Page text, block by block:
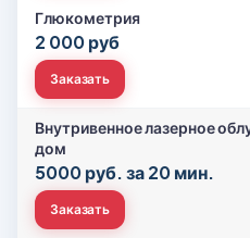
Глюкометрия
2 000 руб
Заказать
Внутривенное лазерное
дом
5000 руб. за 20 мин.
Заказать